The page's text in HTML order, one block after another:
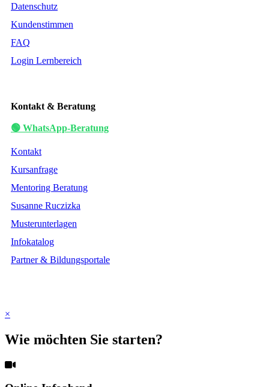
Datenschutz
Kundenstimmen
FAQ
Login Lernbereich
Kontakt & Beratung
🟢 WhatsApp-Beratung
Kontakt
Kursanfrage
Mentoring Beratung
Susanne Ruczizka
Musterunterlagen
Infokatalog
Partner & Bildungsportale
×
Wie möchten Sie starten?